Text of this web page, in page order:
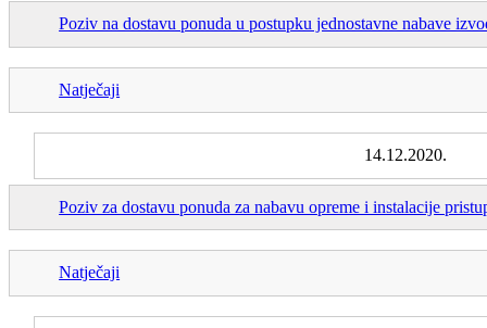
Poziv na dostavu ponuda u postupku jednostavne nabave
Natječaji
14.12.2020.
Poziv za dostavu ponuda za nabavu opreme i instalacije
Natječaji